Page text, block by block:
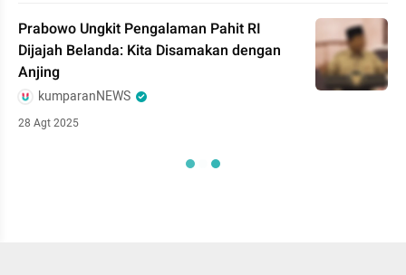
Prabowo Ungkit Pengalaman Pahit RI
Dijajah Belanda: Kita Disamakan dengan
Anjing
kumparanNEWS
28 Agt 2025